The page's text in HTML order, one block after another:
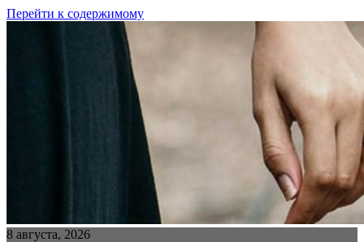
Перейти к содержимому
8 августа, 2026